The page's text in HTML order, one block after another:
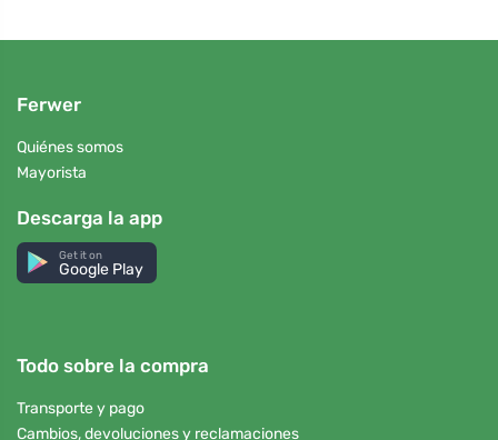
Ferwer
Quiénes somos
Mayorista
Descarga la app
Get it on
Google Play
Todo sobre la compra
Transporte y pago
Cambios, devoluciones y reclamaciones